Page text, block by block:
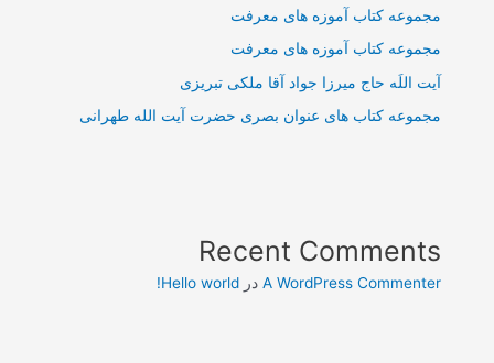
مجموعه کتاب آموزه های معرفت
مجموعه کتاب آموزه های معرفت
آیت اللَه حاج میرزا جواد آقا ملکی تبریزی
مجموعه کتاب های عنوان بصری حضرت آیت الله طهرانی
Recent Comments
A WordPress Commenter درHello world!